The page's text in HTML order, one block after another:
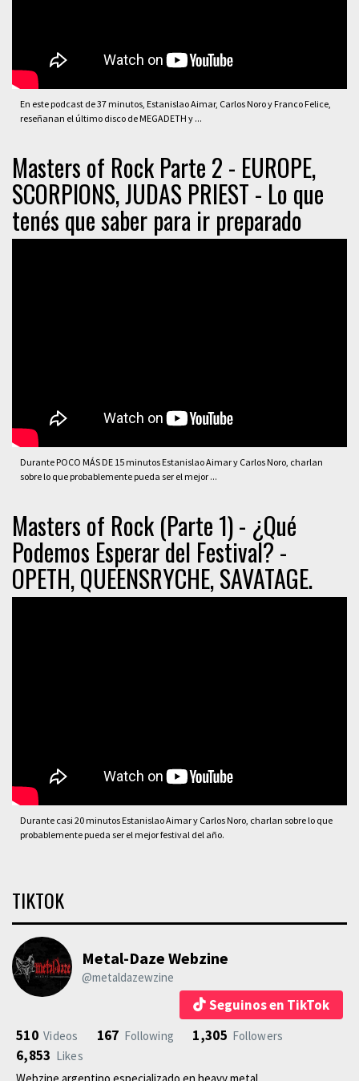
En este podcast de 37 minutos, Estanislao Aimar, Carlos Noro y Franco Felice,
reseñanan el último disco de MEGADETH y ...
Masters of Rock Parte 2 - EUROPE,
SCORPIONS, JUDAS PRIEST - Lo que
tenés que saber para ir preparado
Durante POCO MÁS DE 15 minutos Estanislao Aimar y Carlos Noro, charlan
sobre lo que probablemente pueda ser el mejor ...
Masters of Rock (Parte 1) - ¿Qué
Podemos Esperar del Festival? -
OPETH, QUEENSRYCHE, SAVATAGE.
Durante casi 20 minutos Estanislao Aimar y Carlos Noro, charlan sobre lo que
probablemente pueda ser el mejor festival del año.
TIKTOK
Metal-Daze Webzine
@metaldazewzine
Seguinos en TikTok
510 Videos 167 Following 1,305 Followers
6,853 Likes